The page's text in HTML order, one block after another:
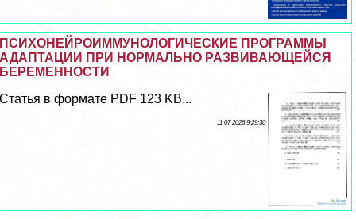
ПСИХОНЕЙРОИММУНОЛОГИЧЕСКИЕ ПРОГРАММЫ
АДАПТАЦИИ ПРИ НОРМАЛЬНО РАЗВИВАЮЩЕЙСЯ
БЕРЕМЕННОСТИ
Статья в формате PDF 123 KB...
11 07 2026 9:29:30